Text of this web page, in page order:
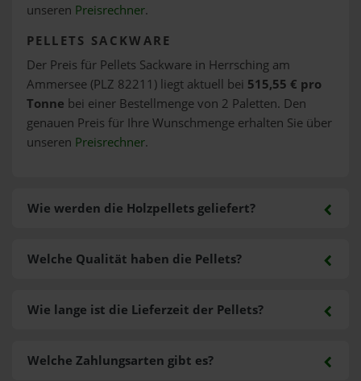
unseren Preisrechner.
PELLETS SACKWARE
Der Preis für Pellets Sackware in Herrsching am
Ammersee (PLZ 82211) liegt aktuell bei 515,55 € pro
Tonne bei einer Bestellmenge von 2 Paletten. Den
genauen Preis für Ihre Wunschmenge erhalten Sie über
unseren Preisrechner.
Wie werden die Holzpellets geliefert?
Welche Zahlungsarten gibt es?
Welche Qualität haben die Pellets?
Wie lange ist die Lieferzeit der Pellets?